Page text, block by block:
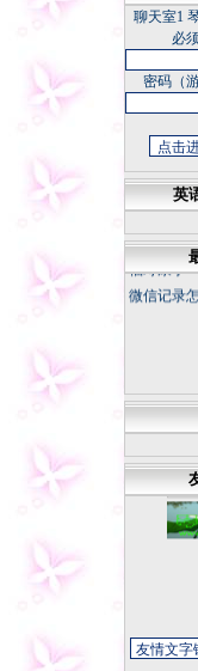
聊天室1
必
密码（
英
天下谁人
中国科幻
坚持正确
华民族灵
冬日天寒
的花朵
今夜
同学老照
福寿康宁
微信记录